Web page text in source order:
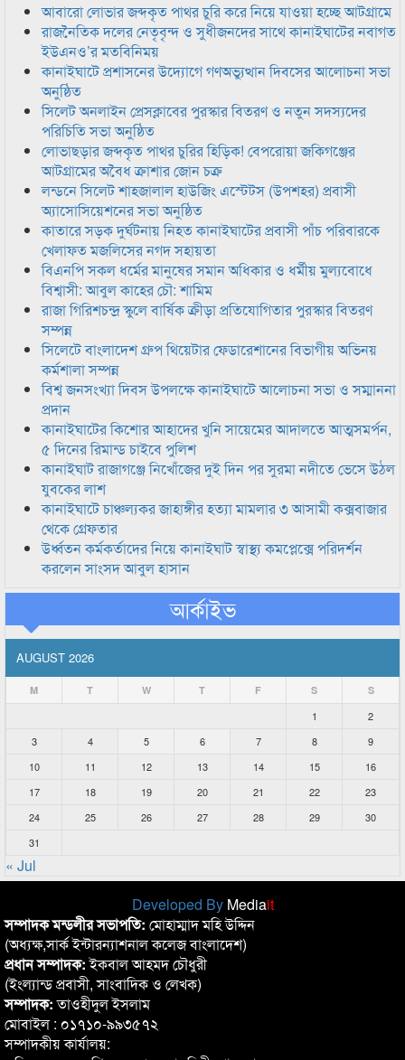
আবারো লোভার জব্দকৃত পাথর চুরি করে নিয়ে যাওয়া হচ্ছে আটগ্রামে
রাজনৈতিক দলের নেতৃবৃন্দ ও সুধীজনদের সাথে কানাইঘাটের নবাগত
ইউএনও’র মতবিনিময়
কানাইঘাটে প্রশাসনের উদ্যোগে গণঅভ্যুত্থান দিবসের আলোচনা সভা
অনুষ্ঠিত
সিলেট অনলাইন প্রেসক্লাবের পুরস্কার বিতরণ ও নতুন সদস্যদের
পরিচিতি সভা অনুষ্ঠিত
লোভাছড়ার জব্দকৃত পাথর চুরির হিড়িক! বেপরোয়া জকিগঞ্জের
আটগ্রামের অবৈধ ক্রাশার জোন চক্র
লন্ডনে সিলেট শাহজালাল হাউজিং এস্টেটস (উপশহর) প্রবাসী
অ্যাসোসিয়েশনের সভা অনুষ্ঠিত
কাতারে সড়ক দুর্ঘটনায় নিহত কানাইঘাটের প্রবাসী পাঁচ পরিবারকে
খেলাফত মজলিসের নগদ সহায়তা
বিএনপি সকল ধর্মের মানুষের সমান অধিকার ও ধর্মীয় মুল্যবোধে
বিশ্বাসী: আবুল কাহের চৌ: শামিম
রাজা গিরিশচন্দ্র স্কুলে বার্ষিক ক্রীড়া প্রতিযোগিতার পুরস্কার বিতরণ
সম্পন্ন
সিলেটে বাংলাদেশ গ্রুপ থিয়েটার ফেডারেশানের বিভাগীয় অভিনয়
কর্মশালা সম্পন্ন
বিশ্ব জনসংখ্যা দিবস উপলক্ষে কানাইঘাটে আলোচনা সভা ও সম্মাননা
প্রদান
কানাইঘাটের কিশোর আহাদের খুনি সায়েমের আদালতে আত্মসমর্পন,
৫ দিনের রিমান্ড চাইবে পুলিশ
কানাইঘাট রাজাগঞ্জে নিখোঁজের দুই দিন পর সুরমা নদীতে ভেসে উঠল
যুবকের লাশ
কানাইঘাটে চাঞ্চল্যকর জাহাঙ্গীর হত্যা মামলার ৩ আসামী কক্সবাজার
থেকে গ্রেফতার
উর্ধ্বতন কর্মকর্তাদের নিয়ে কানাইঘাট স্বাস্থ্য কমপ্লেক্সে পরিদর্শন
করলেন সাংসদ আবুল হাসান
আর্কাইভ
AUGUST 2026
M T W T F S S
1
2
3
4 5 6 7 8
9
10
11 12 13 14 15
16
17
18 19 20 21 22
23
24
25 26 27 28 29
30
31
« Jul
Developed By Mediait
সম্পাদক মন্ডলীর সভাপতি: মোহাম্মাদ মহি উদ্দিন
(অধ্যক্ষ,সার্ক ইন্টারন্যাশনাল কলেজ বাংলাদেশ)
প্রধান সম্পাদক:ইকবাল আহমদ চৌধুরী
(ইংল্যান্ড প্রবাসী, সাংবাদিক ও লেখক)
সম্পাদক:তাওহীদুল ইসলাম
মোবাইল : ০১৭১০-৯৯৩৫৭২
সম্পাদকীয় কার্যালয়: